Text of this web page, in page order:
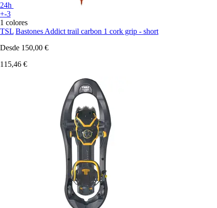
24h
+-3
1 colores
TSL Bastones Addict trail carbon 1 cork grip - short
Desde 150,00 €
115,46 €